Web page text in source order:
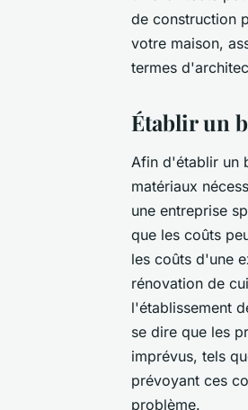
de construction
votre maison,
termes
Établir un
Afin d'établir un
matériaux
une entreprise
que les coûts
les coûts d'une
rénovation de
l'établissement
se dire que les
imprévus, tels
prévoyant ces
problème.